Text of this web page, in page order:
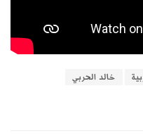
خالد الحربي